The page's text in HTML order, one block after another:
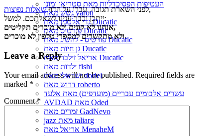
העטיפות הפסיכדליות מאת סטריאו ומונו
גשש מאת yaron
גדי אלטמן מאת Ducatic
פורטיס מאת Ducatic
פורטיס - להשיג מאת Ducatic
גן חיות מאת Ducatic
אריאל זילבר מאת Ducatic
ילדות מאת fishi
ישראלי מאת doriel
דרוש מאת roberto
עשרים אלבומים עבריים (מועדפים) מאת אלעד
AVDAD מאת Oded
זמרים מאת GadNevo
jazz מאת taliarg
אריאל מאת MenaheM
לפני השארת תגובה, עברו על הדףשאלות נפוצות
,
ייתכן וכבר ענינו לשאלתכם. למשל:
אנחנו לא קונים ולא מוכרים תקליטים,
ולא מתקשרים למספרי טלפון לא מוכרים.
Leave a Reply
Your email address will not be published. Required fields are
marked *
Comment*